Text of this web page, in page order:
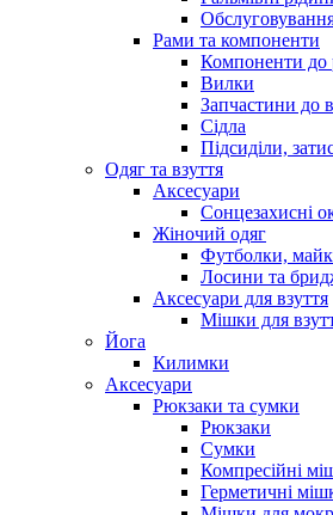
Рами та компоненти
Компоненти до
Вилки
Запчастини до
Сідла
Підсиділи,
Одяг та взуття
Аксесуари
Сонцезахисні
Жіночий одяг
Футболки,
Лосини та
Аксесуари для взуття
Мішки для
Йога
Килимки
Аксесуари
Рюкзаки та сумки
Рюкзаки
Сумки
Компресійні
Герметичні